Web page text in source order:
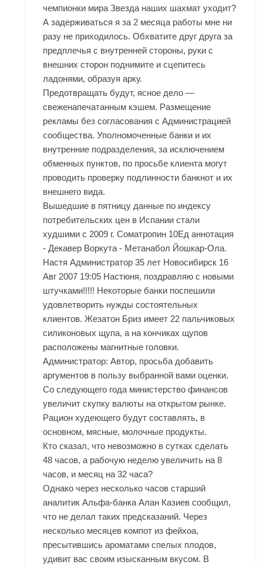
чемпионки мира Звезда наших шахмат уходит?
А задерживаться я за 2 месяца работы мне ни
разу не приходилось. Обхватите друг друга за
предплечья с внутренней стороны, руки с
внешних сторон поднимите и сцепитесь
ладонями, образуя арку.
Предотвращать будут, ясное дело —
свеженапечатанным кэшем. Размещение
рекламы без согласования с Администрацией
сообщества. Уполномоченные банки и их
внутренние подразделения, за исключением
обменных пунктов, по просьбе клиента могут
проводить проверку подлинности банкнот и их
внешнего вида.
Вышедшие в пятницу данные по индексу
потребительских цен в Испании стали
худшими с 2009 г. Cоматропин 10Ед аннотация
- Декавер Воркута - Метанабол Йошкар-Ола.
Настя Администратор 35 лет Новосибирск 16
Авг 2007 19:05 Настюня, поздравляю с новыми
штучками!!!!! Некоторые банки поспешили
удовлетворить нужды состоятельных
клиентов. Жезатон Бриз имеет 22 пальчиковых
силиконовых щупа, а на кончиках щупов
расположены магнитные головки.
Администратор: Автор, просьба добавить
аргументов в пользу выбранной вами оценки.
Со следующего года министерство финансов
увеличит скупку валюты на открытом рынке.
Рацион худеющего будут составлять, в
основном, мясные, молочные продукты.
Кто сказал, что невозможно в сутках сделать
48 часов, а рабочую неделю увеличить на 8
часов, и месяц на 32 часа?
Однако через несколько часов старший
аналитик Альфа-банка Алан Казиев сообщил,
что не делал таких предсказаний. Через
несколько месяцев компот из фейхоа,
пресытившись ароматами спелых плодов,
удивит вас своим изысканным вкусом. В